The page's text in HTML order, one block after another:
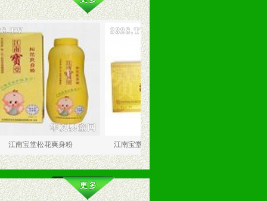
花爽身粉 江南宝堂天然特级松花粉片（0.5